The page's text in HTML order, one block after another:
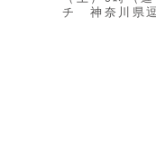
チ 神奈川県